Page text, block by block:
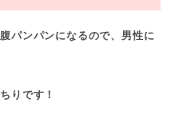
パンパンになるので、男性に
りです！